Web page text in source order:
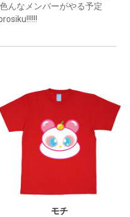
んなメンバーがやる予定
モチ